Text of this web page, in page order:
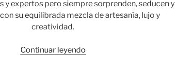
y expertos pero siempre sorprenden, seducen y
su equilibrada mezcla de artesanía, lujo y
creatividad.
Continuar leyendo«Montegrappa,